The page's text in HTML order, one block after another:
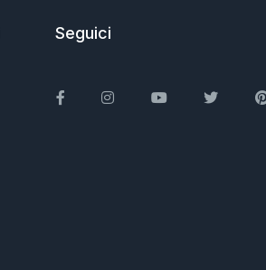
Seguici
FacebookInstagramYou TubeTwitter